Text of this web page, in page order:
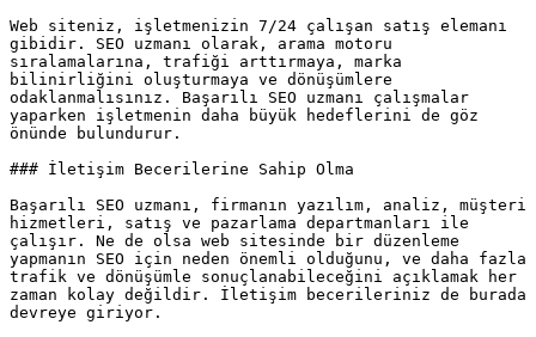
Web siteniz, işletmenizin 7/24 çalışan satış elemanı
gibidir. SEO uzmanı olarak, arama motoru
sıralamalarına, trafiği arttırmaya, marka
bilinirliğini oluşturmaya ve dönüşümlere
odaklanmalısınız. Başarılı SEO uzmanı çalışmalar
yaparken işletmenin daha büyük hedeflerini de göz
önünde bulundurur.
### İletişim Becerilerine Sahip Olma
Başarılı SEO uzmanı, firmanın yazılım, analiz, müşteri
hizmetleri, satış ve pazarlama departmanları ile
çalışır. Ne de olsa web sitesinde bir düzenleme
yapmanın SEO için neden önemli olduğunu, ve daha fazla
trafik ve dönüşümle sonuçlanabileceğini açıklamak her
zaman kolay değildir. İletişim becerileriniz de burada
devreye giriyor.